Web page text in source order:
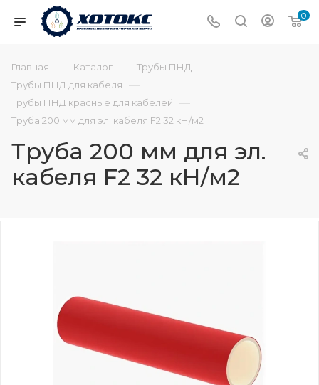
0
Главная — Каталог — Трубы ПНД —
Трубы ПНД для кабеля —
Трубы ПНД красные для кабелей —
Труба 200 мм для эл. кабеля F2 32 кН/м2
Труба 200 мм для эл.
кабеля F2 32 кН/м2